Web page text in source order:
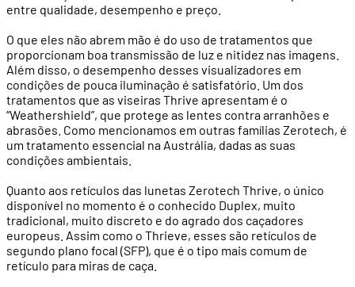
entre qualidade, desempenho e preço.
O que eles não abrem mão é do uso de tratamentos que
proporcionam boa transmissão de luz e nitidez nas imagens.
Além disso, o desempenho desses visualizadores em
condições de pouca iluminação é satisfatório. Um dos
tratamentos que as viseiras Thrive apresentam é o
“Weathershield”, que protege as lentes contra arranhões e
abrasões. Como mencionamos em outras famílias Zerotech, é
um tratamento essencial na Austrália, dadas as suas
condições ambientais.
Quanto aos retículos das lunetas Zerotech Thrive, o único
disponível no momento é o conhecido Duplex, muito
tradicional, muito discreto e do agrado dos caçadores
europeus. Assim como o Thrieve, esses são retículos de
segundo plano focal (SFP), que é o tipo mais comum de
retículo para miras de caça.